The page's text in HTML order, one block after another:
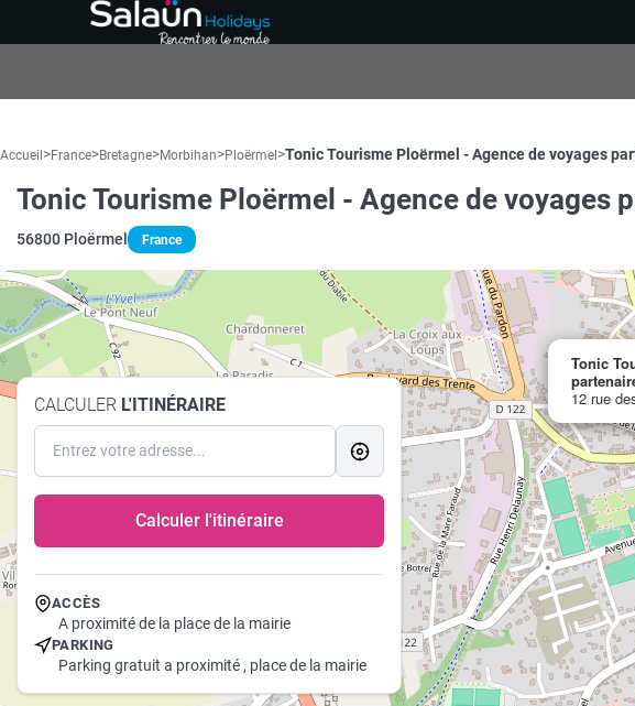
Accueil >France>Bretagne>Morbihan>Ploërmel >Tonic Tourisme Ploërmel - Agence de voyages
Tonic Tourisme Ploërmel - Agence de voyages
56800 Ploërmel France
Tonic
12 rue
CALCULER L'ITINÉRAIRE
Calculer l'itinéraire
ACCÈS
A proximité de la place de la mairie
PARKING
Parking gratuit a proximité , place de la mairie